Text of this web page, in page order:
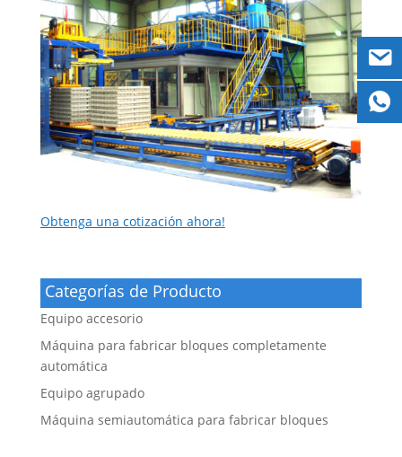
Obtenga una cotización ahora!
Categorías de Producto
Equipo accesorio
Máquina para fabricar bloques completamente
automática
Equipo agrupado
Máquina semiautomática para fabricar bloques